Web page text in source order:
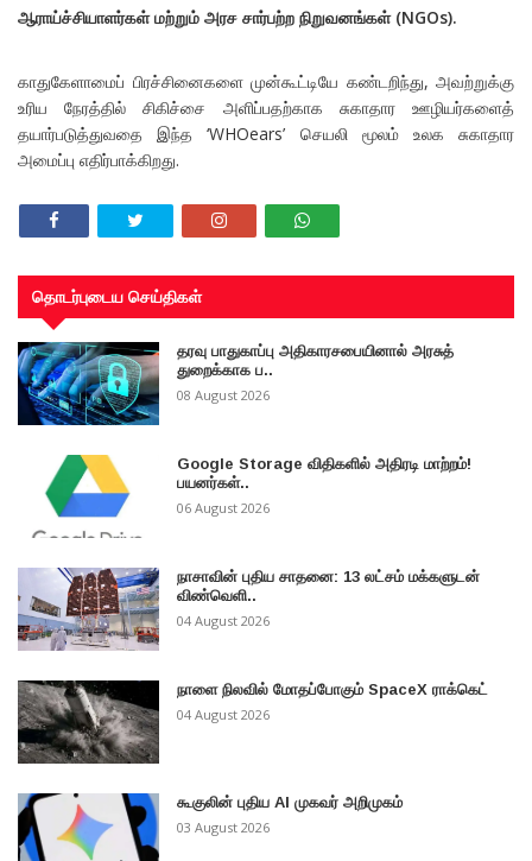
ஆராய்ச்சியாளர்கள் மற்றும் அரச சார்பற்ற நிறுவனங்கள் (NGOs).
காதுகேளாமைப் பிரச்சினைகளை முன்கூட்டியே கண்டறிந்து, அவற்றுக்கு
உரிய நேரத்தில் சிகிச்சை அளிப்பதற்காக சுகாதார ஊழியர்களைத்
தயார்படுத்துவதை இந்த ‘WHOears’ செயலி மூலம் உலக சுகாதார
அமைப்பு எதிர்பாக்கிறது.
தொடர்புடைய செய்திகள்
தரவு பாதுகாப்பு அதிகாரசபையினால் அரசுத்
துறைக்காக ப..
08 August 2026
Google Storage விதிகளில் அதிரடி மாற்றம்!
பயனர்கள்..
06 August 2026
நாசாவின் புதிய சாதனை: 13 லட்சம் மக்களுடன்
விண்வெளி..
04 August 2026
நாளை நிலவில் மோதப்போகும் SpaceX ராக்கெட்
04 August 2026
கூகுலின் புதிய AI முகவர் அறிமுகம்
03 August 2026